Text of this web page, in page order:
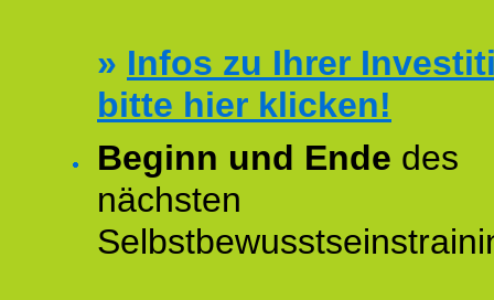
» Infos zu Ihrer
bitte hier klicken!
Beginn und Ende des
nächsten